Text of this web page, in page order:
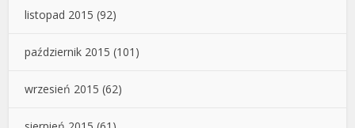
listopad 2015 (92)
październik 2015 (101)
wrzesień 2015 (62)